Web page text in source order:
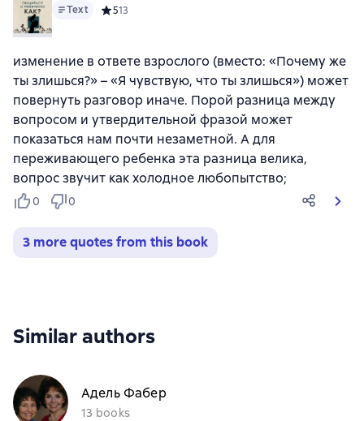
Text Средний рейтинг 5 на основе 13 оценок
513
изменение в ответе взрослого (вместо: «Почему же
ты злишься?» – «Я чувствую, что ты злишься») может
повернуть разговор иначе. Порой разница между
вопросом и утвердительной фразой может
показаться нам почти незаметной. А для
переживающего ребенка эта разница велика,
вопрос звучит как холодное любопытство;
0 0
3 more quotes from this book
Similar authors
Адель Фабер
13 books